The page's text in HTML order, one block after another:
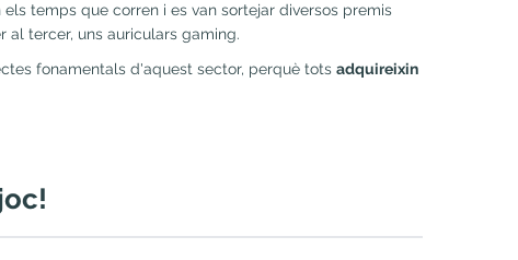
temps que corren i es van sortejar diversos premis
tercer, uns auriculars gaming.
fonamentals d'aquest sector, perquè tots adquireixin